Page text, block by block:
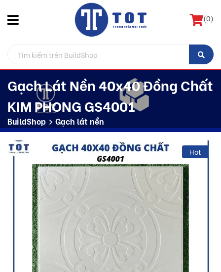
(0)
Gạch Lát Nền 40x40 Đồng Chất
KIM PHONG GS4001
BuildShop Gạch lát nền
Hot